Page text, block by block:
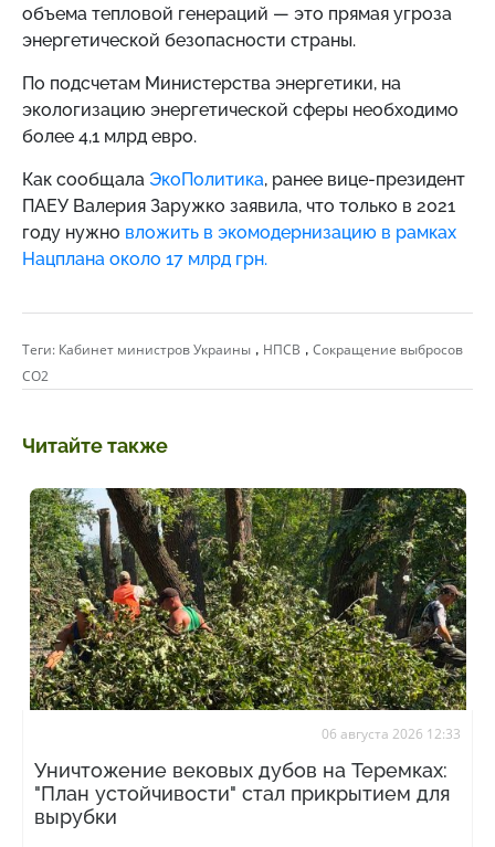
объема тепловой генераций — это прямая угроза
энергетической безопасности страны.
По подсчетам Министерства энергетики, на
экологизацию энергетической сферы необходимо
более 4,1 млрд евро.
Как сообщала ЭкоПолитика, ранее вице-президент
ПАЕУ Валерия Заружко заявила, что только в 2021
году нужно вложить в экомодернизацию в рамках
Нацплана около 17 млрд грн.
Теги: Кабинет министров Украины , НПСВ , Сокращение выбросов
CO2
Читайте также
06 августа 2026 12:33
Уничтожение вековых дубов на Теремках:
"План устойчивости" стал прикрытием для
вырубки